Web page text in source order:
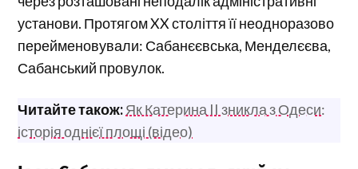
установи. Протягом XX століття її неодноразово
перейменовували: Сабанєєвська, Менделєєва,
Сабанський провулок.
Читайте також:Як Катерина II зникла з Одеси:
історія однієї площі (відео)